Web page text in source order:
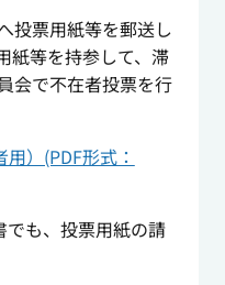
投票用紙等を郵送し
紙等を持参して、滞
会で不在者投票を行
）(PDF形式：
も、投票用紙の請